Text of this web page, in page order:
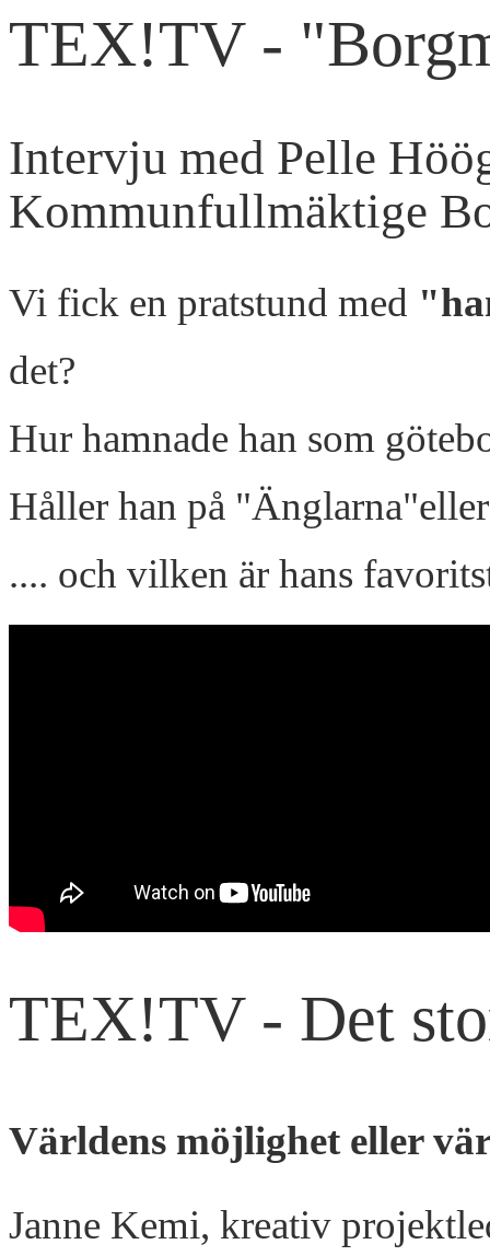
TEX!TV -
Intervju med Pelle
Kommunfullmäktige
Vi fick en pratstund med
det?
Hur hamnade han som
Håller han på
.... och vilken är hans
TEX!TV - Det
Världens möjlighet eller
Janne Kemi, kreativ